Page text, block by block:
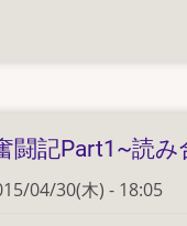
闘記Part1~読
04/30(木) - 18:05